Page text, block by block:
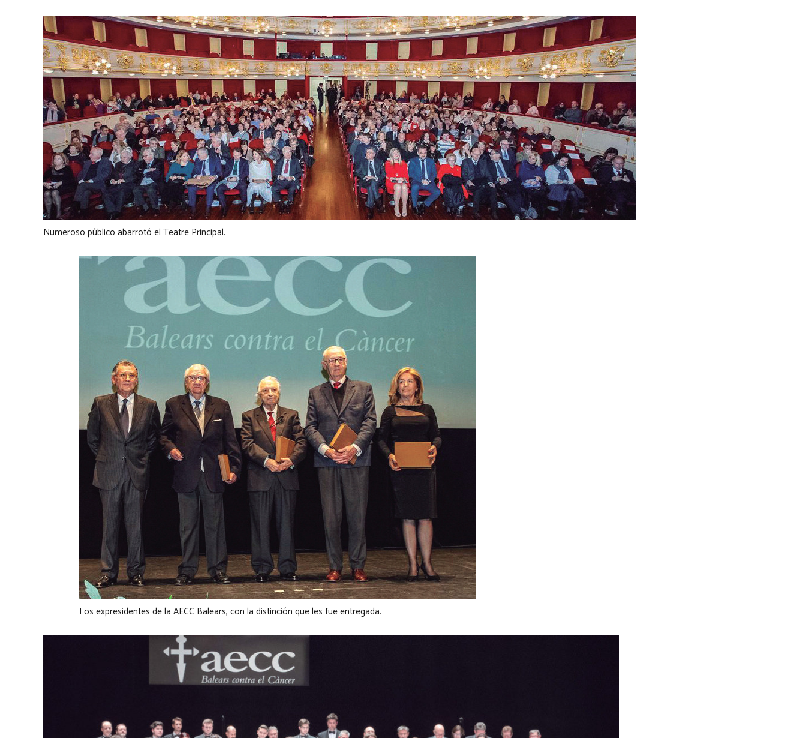
Numeroso público abarrotó el Teatre Principal.
Los expresidentes de la AECC Balears, con la distinción que les fue entregada.